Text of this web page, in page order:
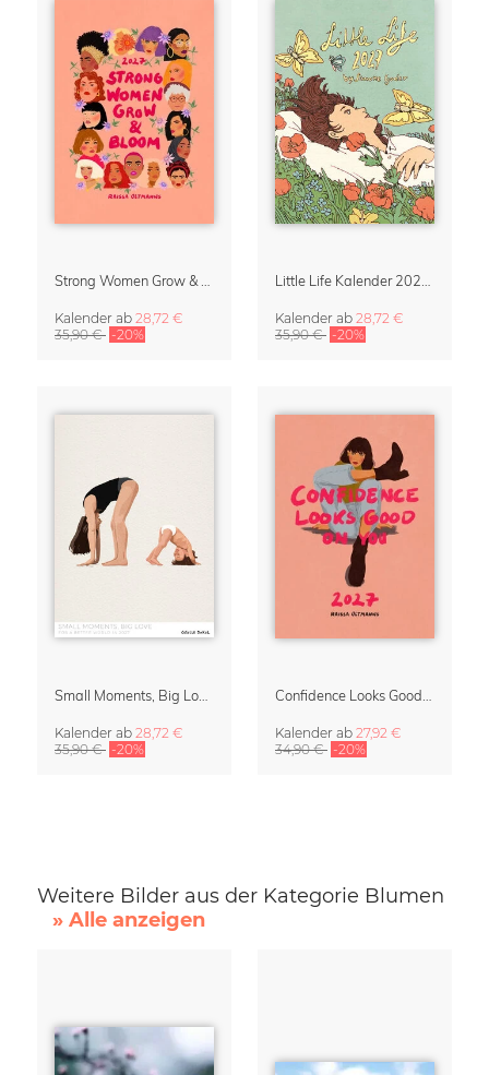
Strong Women Grow & Bloom Kalender 2027
Kalender ab 28,72 €
35,90 € -20%
Little Life Kalender 2027 von Simone Goder
Kalender ab 28,72 €
35,90 € -20%
Small Moments, Big Love – Mutterschaftskalender von Giselle Dekel
Kalender ab 28,72 €
35,90 € -20%
Confidence Looks Good On You Kalender 2027
Kalender ab 27,92 €
34,90 € -20%
Weitere Bilder aus der Kategorie Blumen
» Alle anzeigen